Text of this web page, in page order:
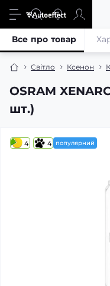
Світло Ксенон
OSRAM
шт.)
Все про товар
4 4 популярний